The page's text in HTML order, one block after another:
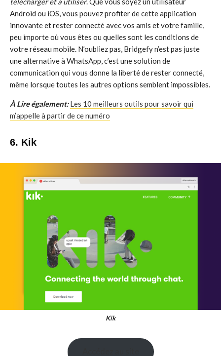
Android ou iOS, vous pouvez profiter de cette application
innovante et rester connecté avec vos amis et votre famille,
peu importe où vous êtes ou quelles sont les conditions de
votre réseau mobile. N’oubliez pas, Bridgefy n’est pas juste
une alternative à WhatsApp, c’est une solution de
communication qui vous donne la liberté de rester connecté,
même lorsque toutes les autres options semblent impossibles.
À Lire également: Les 10 meilleurs outils pour savoir qui
m’appelle à partir de ce numéro
6. Kik
Kik